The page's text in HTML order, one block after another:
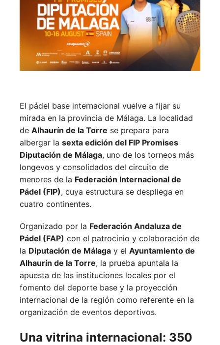
El pádel base internacional vuelve a fijar su
mirada en la provincia de Málaga. La localidad
de Alhaurín de la Torre se prepara para
albergar la sexta edición del FIP Promises
Diputación de Málaga, uno de los torneos más
longevos y consolidados del circuito de
menores de la Federación Internacional de
Pádel (FIP), cuya estructura se despliega en
cuatro continentes.
Organizado por la Federación Andaluza de
Pádel (FAP) con el patrocinio y colaboración de
la Diputación de Málaga y el Ayuntamiento de
Alhaurín de la Torre, la prueba apuntala la
apuesta de las instituciones locales por el
fomento del deporte base y la proyección
internacional de la región como referente en la
organización de eventos deportivos.
Una vitrina internacional: 350